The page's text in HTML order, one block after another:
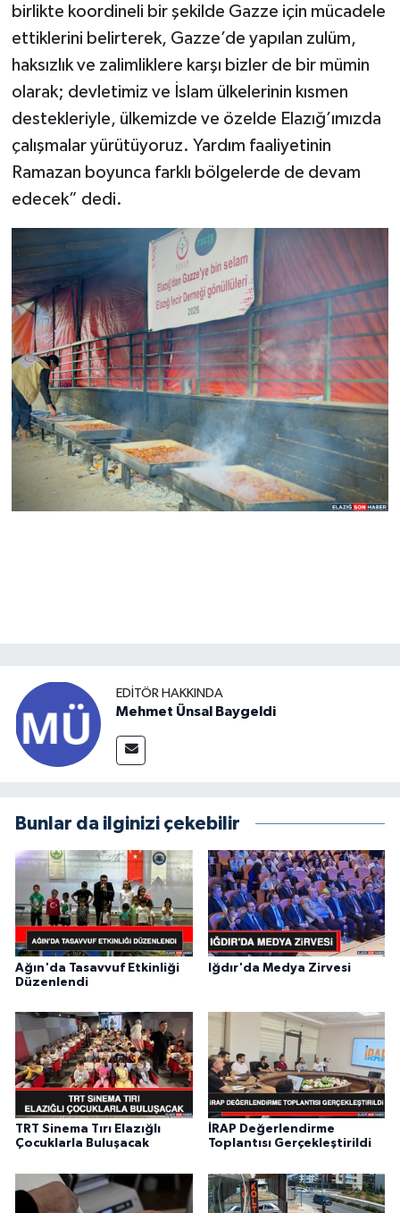
birlikte koordineli bir şekilde Gazze için mücadele
ettiklerini belirterek, Gazze’de yapılan zulüm,
haksızlık ve zalimliklere karşı bizler de bir mümin
olarak; devletimiz ve İslam ülkelerinin kısmen
destekleriyle, ülkemizde ve özelde Elazığ’ımızda
çalışmalar yürütüyoruz. Yardım faaliyetinin
Ramazan boyunca farklı bölgelerde de devam
edecek” dedi.
EDITÖR HAKKINDA
Mehmet Ünsal Baygeldi
Bunlar da ilginizi çekebilir
Ağın'da Tasavvuf Etkinliği
Düzenlendi
Iğdır'da Medya Zirvesi
TRT Sinema Tırı Elazığlı
Çocuklarla Buluşacak
İRAP Değerlendirme
Toplantısı Gerçekleştirildi